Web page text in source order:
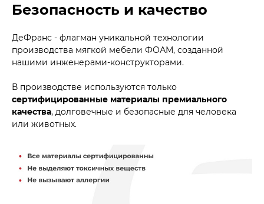
Безопасность и качество
ДеФранс - флагман уникальной технологии
производства мягкой мебели ФОАМ, созданной
нашими инженерами-конструкторами.
В производстве используются только
сертифицированные материалы премиального
качества, долговечные и безопасные для человека
или животных.